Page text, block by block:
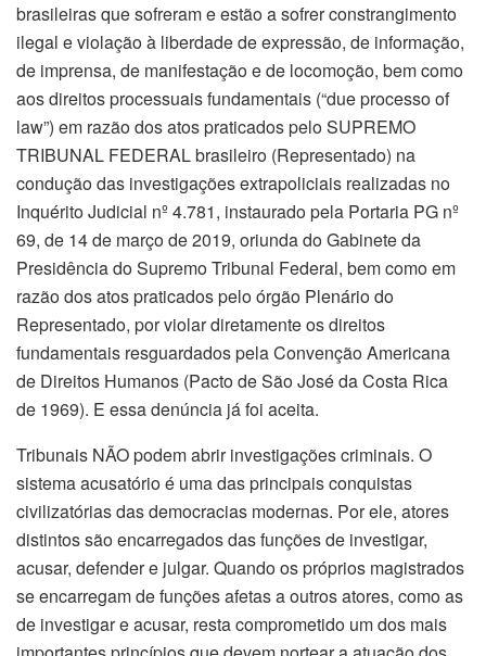
brasileiras que sofreram e estão a sofrer constrangimento
ilegal e violação à liberdade de expressão, de informação,
de imprensa, de manifestação e de locomoção, bem como
aos direitos processuais fundamentais (“due processo of
law”) em razão dos atos praticados pelo SUPREMO
TRIBUNAL FEDERAL brasileiro (Representado) na
condução das investigações extrapoliciais realizadas no
Inquérito Judicial nº 4.781, instaurado pela Portaria PG nº
69, de 14 de março de 2019, oriunda do Gabinete da
Presidência do Supremo Tribunal Federal, bem como em
razão dos atos praticados pelo órgão Plenário do
Representado, por violar diretamente os direitos
fundamentais resguardados pela Convenção Americana
de Direitos Humanos (Pacto de São José da Costa Rica
de 1969). E essa denúncia já foi aceita.
Tribunais NÃO podem abrir investigações criminais. O
sistema acusatório é uma das principais conquistas
civilizatórias das democracias modernas. Por ele, atores
distintos são encarregados das funções de investigar,
acusar, defender e julgar. Quando os próprios magistrados
se encarregam de funções afetas a outros atores, como as
de investigar e acusar, resta comprometido um dos mais